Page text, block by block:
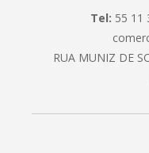
Tel: 55 11
RUA MUNIZ DE